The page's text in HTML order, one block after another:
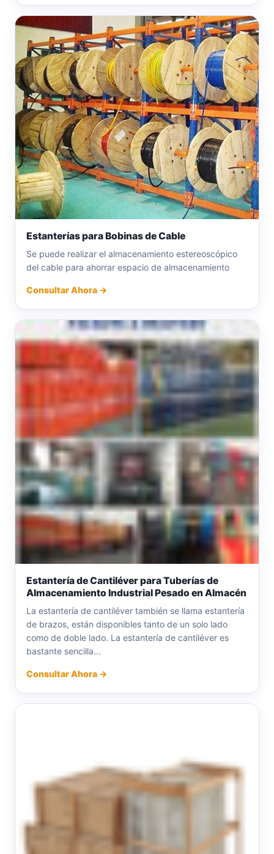
Estanterías para Bobinas de Cable
Se puede realizar el almacenamiento estereoscópico
del cable para ahorrar espacio de almacenamiento
Consultar Ahora →
Estantería de Cantiléver para Tuberías de
Almacenamiento Industrial Pesado en Almacén
La estantería de cantiléver también se llama estantería
de brazos, están disponibles tanto de un solo lado
como de doble lado. La estantería de cantiléver es
bastante sencilla...
Consultar Ahora →